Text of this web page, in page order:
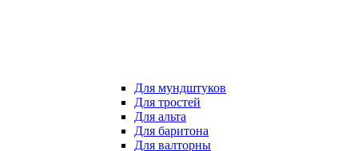
Для мундштуков
Для тростей
Для альта
Для баритона
Для валторны